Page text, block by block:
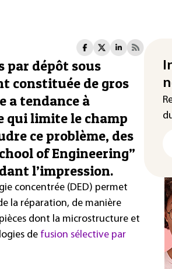
par dépôt sous
constituée de gros
a tendance à
qui limite le champ
ce problème, des
of Engineering”
l’impression.
concentrée (DED) permet
la réparation, de manière
dont la microstructure et
de fusion sélective par